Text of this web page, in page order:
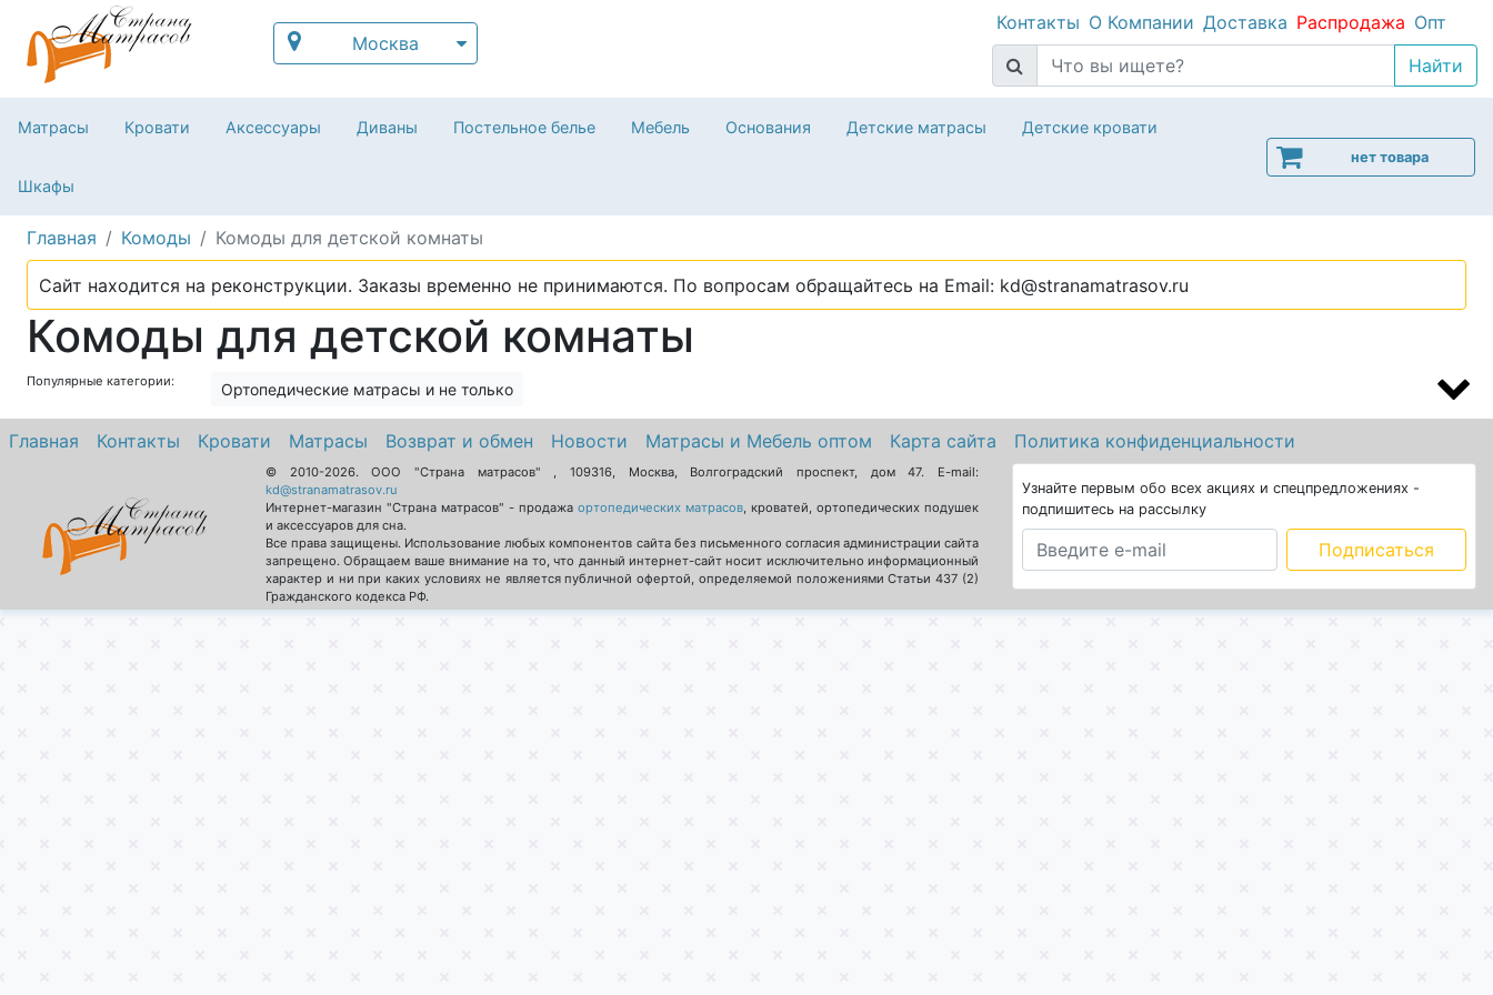
Москва
Контакты О Компании Доставка Распродажа Опт
Матрасы Кровати Аксессуары Диваны Постельное белье Мебель Основания Детские матрасы Детские кровати
Шкафы
нет товара
Главная Комоды Комоды для детской комнаты
Сайт находится на реконструкции. Заказы временно не принимаются. По вопросам обращайтесь на Email: kd@stranamatrasov.ru
Комоды для детской комнаты
Популярные категории: Ортопедические матрасы и не только
Главная Контакты Кровати Матрасы Возврат и обмен Новости Матрасы и Мебель оптом Карта сайта Политика конфиденциальности
© 2010-2026.ООО "Страна матрасов" ,109316, Москва, Волгоградский проспект, дом 47. E-mail:
kd@stranamatrasov.ru
Интернет-магазин "Страна матрасов" - продажа ортопедических матрасов, кроватей, ортопедических подушек
и аксессуаров для сна.
Все права защищены. Использование любых компонентов сайта без письменного согласия администрации сайта
запрещено. Обращаем ваше внимание на то, что данный интернет-сайт носит исключительно информационный
характер и ни при каких условиях не является публичной офертой, определяемой положениями Статьи 437 (2)
Гражданского кодекса РФ.
Узнайте первым обо всех акциях и спецпредложениях -
подпишитесь на рассылку